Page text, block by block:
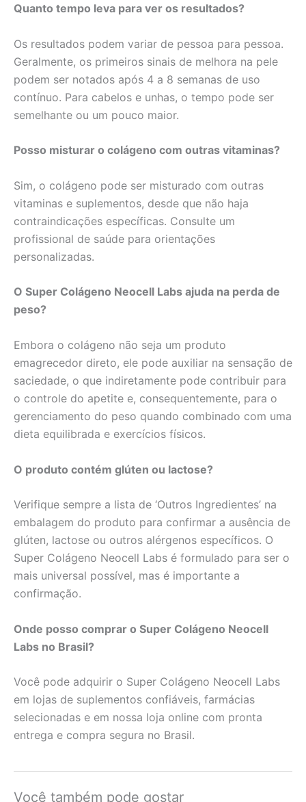
Quanto tempo leva para ver os resultados?
Os resultados podem variar de pessoa para pessoa.
Geralmente, os primeiros sinais de melhora na pele
podem ser notados após 4 a 8 semanas de uso
contínuo. Para cabelos e unhas, o tempo pode ser
semelhante ou um pouco maior.
Posso misturar o colágeno com outras vitaminas?
Sim, o colágeno pode ser misturado com outras
vitaminas e suplementos, desde que não haja
contraindicações específicas. Consulte um
profissional de saúde para orientações
personalizadas.
O Super Colágeno Neocell Labs ajuda na perda de
peso?
Embora o colágeno não seja um produto
emagrecedor direto, ele pode auxiliar na sensação de
saciedade, o que indiretamente pode contribuir para
o controle do apetite e, consequentemente, para o
gerenciamento do peso quando combinado com uma
dieta equilibrada e exercícios físicos.
O produto contém glúten ou lactose?
Verifique sempre a lista de ‘Outros Ingredientes’ na
embalagem do produto para confirmar a ausência de
glúten, lactose ou outros alérgenos específicos. O
Super Colágeno Neocell Labs é formulado para ser o
mais universal possível, mas é importante a
confirmação.
Onde posso comprar o Super Colágeno Neocell
Labs no Brasil?
Você pode adquirir o Super Colágeno Neocell Labs
em lojas de suplementos confiáveis, farmácias
selecionadas e em nossa loja online com pronta
entrega e compra segura no Brasil.
Você também pode gostar